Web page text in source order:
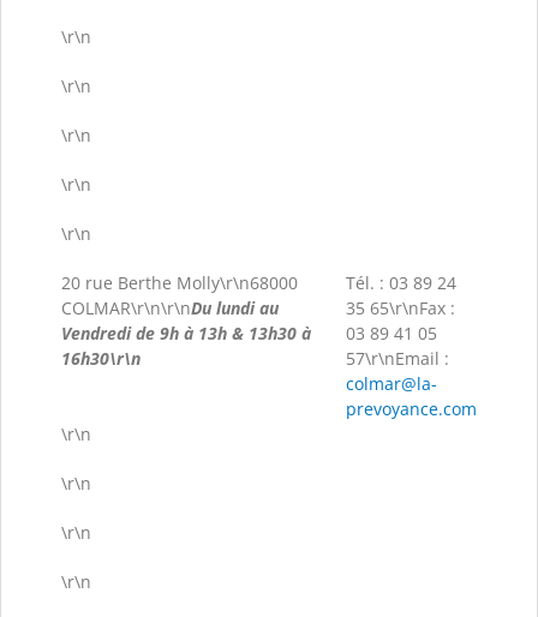
\r\n
\r\n
\r\n
\r\n
\r\n
20 rue Berthe Molly\r\n68000
COLMAR\r\n\r\nDu lundi au
Vendredi de 9h à 13h & 13h30 à
16h30\r\n
Tél. : 03 89 24
35 65\r\nFax :
03 89 41 05
57\r\nEmail :
colmar@la-
prevoyance.com
\r\n
\r\n
\r\n
\r\n